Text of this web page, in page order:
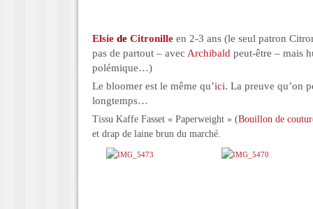
Elsie de Citronille en 2-3 ans (le seul patron
pas de partout – avec Archibald peut-être – mais
polémique…)
Le bloomer est le même qu’ici. La preuve qu’on
longtemps…
Tissu Kaffe Fasset « Paperweight » (Bouillon de
et drap de laine brun du marché.